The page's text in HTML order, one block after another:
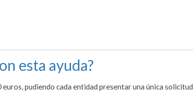
esta ayuda?
pudiendo cada entidad presentar una única solicitud